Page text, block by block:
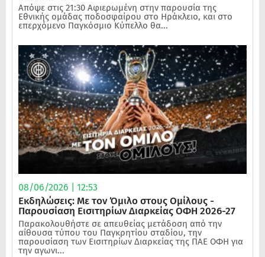
Απόψε στις 21:30 Αφιερωμένη στην παρουσία της
Εθνικής ομάδας ποδοσφαίρου στο Ηράκλειο, και στο
επερχόμενο Παγκόσμιο Κύπελλο θα...
08/06/2026 | 12:53
Εκδηλώσεις: Με τον Όμιλο στους Ομίλους -
Παρουσίαση Εισιτηρίων Διαρκείας ΟΦΗ 2026-27
Παρακολουθήστε σε απευθείας μετάδοση από την
αίθουσα τύπου του Παγκρητίου σταδίου, την
παρουσίαση των Εισιτηρίων Διαρκείας της ΠΑΕ ΟΦΗ για
την αγωνι...